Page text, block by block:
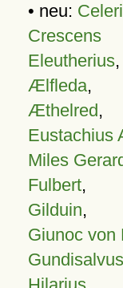
• neu:
Crescens
Eleutherius,
Ælfleda,
Æthelred,
Eustachius
Miles
Fulbert,
Gilduin,
Giunoc von